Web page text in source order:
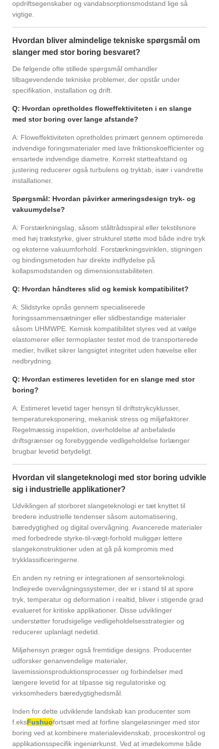
opdriftsegenskaber og vandabsorptionsmodstand lige så
vigtige.
Hvordan bliver almindelige tekniske spørgsmål om
slanger med stor boring besvaret?
De følgende ofte stillede spørgsmål omhandler
tilbagevendende tekniske problemer, der opstår under
specifikation, installation og drift.
Q: Hvordan opretholdes floweffektiviteten i en slange
med stor boring over lange afstande?
A: Floweffektiviteten opretholdes primært gennem optimerede
indvendige foringsmaterialer med lave friktionskoefficienter og
ensartede indvendige diametre. Korrekt støtteafstand og
justering reducerer også turbulens og tryktab, især i vandrette
installationer.
Spørgsmål: Hvordan påvirker armeringsdesign tryk- og
vakuumydelse?
A: Forstærkningslag, såsom ståltrådsspiral eller tekstilsnore
med høj trækstyrke, giver strukturel støtte mod både indre tryk
og eksterne vakuumforhold. Forstærkningsvinklen, stigningen
og bindingsmetoden har direkte indflydelse på
kollapsmodstanden og dimensionsstabiliteten.
Q: Hvordan håndteres slid og kemisk kompatibilitet?
A: Slidstyrke opnås gennem specialiserede
foringssammensætninger eller slidbestandige materialer
såsom UHMWPE. Kemisk kompatibilitet styres ved at vælge
elastomerer eller termoplaster testet mod de transporterede
medier, hvilket sikrer langsigtet integritet uden hævelse eller
nedbrydning.
Q: Hvordan estimeres levetiden for en slange med stor
boring?
A: Estimeret levetid tager hensyn til driftstrykcyklusser,
temperatureksponering, mekanisk stress og miljøfaktorer.
Regelmæssig inspektion, overholdelse af anbefalede
driftsgrænser og forebyggende vedligeholdelse forlænger
brugbar levetid betydeligt.
Hvordan vil slangeteknologi med stor boring udvikle
sig i industrielle applikationer?
Udviklingen af ​​storboret slangeteknologi er tæt knyttet til
bredere industrielle tendenser såsom automatisering,
bæredygtighed og digital overvågning. Avancerede materialer
med forbedrede styrke-til-vægt-forhold muliggør lettere
slangekonstruktioner uden at gå på kompromis med
trykklassificeringerne.
En anden ny retning er integrationen af ​​sensorteknologi.
Indlejrede overvågningssystemer, der er i stand til at spore
tryk, temperatur og deformation i realtid, bliver i stigende grad
evalueret for kritiske applikationer. Disse udviklinger
understøtter forudsigelige vedligeholdelsesstrategier og
reducerer uplanlagt nedetid.
Miljøhensyn præger også fremtidige designs. Producenter
udforsker genanvendelige materialer,
lavemissionsproduktionsprocesser og forbindelser med
længere levetid for at tilpasse sig regulatoriske og
virksomheders bæredygtighedsmål.
Inden for dette udviklende landskab kan producenter som
f.eksFushuofortsæt med at forfine slangeløsninger med stor
boring ved at kombinere materialevidenskab, proceskontrol og
applikationsspecifik ingeniørkunst. Ved at imødekomme både